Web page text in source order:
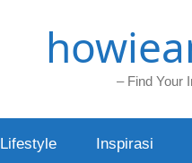
– Find Your
Lifestyle Inspirasi